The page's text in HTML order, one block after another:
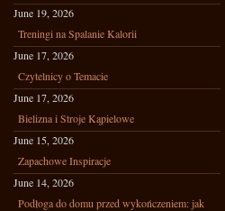
June 19, 2026
Treningi na Spalanie Kalorii
June 17, 2026
Czytelnicy o Temacie
June 17, 2026
Bielizna i Stroje Kąpielowe
June 15, 2026
Zapachowe Inspiracje
June 14, 2026
Podłoga do domu przed wykończeniem: jak